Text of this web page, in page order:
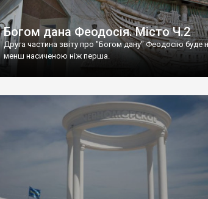
Богом дана Феодосія. Місто Ч.2
Друга частина звіту про "Богом дану" Феодосію буде
менш насиченою ніж перша.